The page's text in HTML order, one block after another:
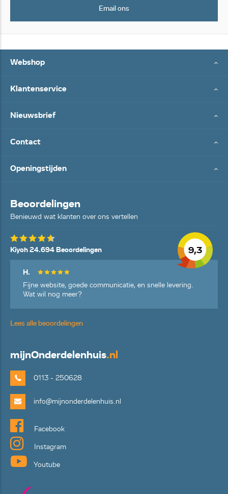
Email ons
Webshop
Klantenservice
Nieuwsbrief
Contact
Openingstijden
Beoordelingen
Benieuwd wat klanten over ons vertellen
9,3
Kiyoh 24.694 Beoordelingen
H.
Fijne website, goede communicatie, en snelle levering.
Wat wil nog meer?
Lees alle beoordelingen
mijnOnderdelenhuis.nl
0113 - 250628
info@mijnonderdelenhuis.nl
Facebook
Instagram
Youtube